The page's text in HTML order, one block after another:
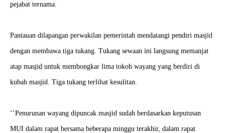
pejabat ternama.
Pantauan dilapangan perwakilan pemerintah mendatangi pendiri masjid
dengan membawa tiga tukang. Tukang sewaan ini langsung memanjat
atap masjid untuk membongkar lima tokoh wayang yang berdiri di
kubah masjid. Tiga tukang terlihat kesulitan.
‘’Penurunan wayang dipuncak masjid sudah berdasarkan keputusan
MUI dalam rapat bersama beberapa minggu terakhir, dalam rapat